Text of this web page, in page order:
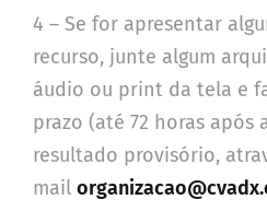
4 – Se for apresentar
recurso, junte algum
áudio ou print da tela e
prazo (até 72 horas após
resultado provisório,
mail